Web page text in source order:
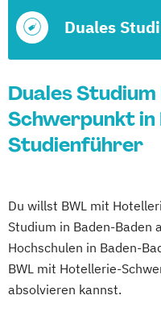
Duales
Duales
Schwerpunkt in
Studienführer
Du willst BWL mit
Studium in Baden-Baden
Hochschulen in Baden-
BWL mit Hotellerie-
absolvieren kannst.